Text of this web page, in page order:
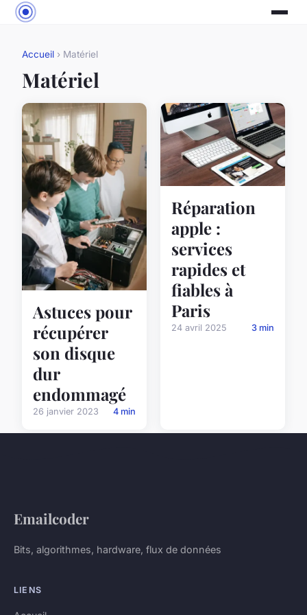
Accueil › Matériel
Matériel
Astuces pour
récupérer
son disque
dur
endommagé
26 janvier 2023 4 min
Réparation
apple :
services
rapides et
fiables à
Paris
24 avril 2025 3 min
Emailcoder
Bits, algorithmes, hardware, flux de données
LIENS